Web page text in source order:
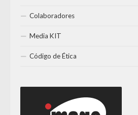
Colaboradores
Media KIT
Código de Ética